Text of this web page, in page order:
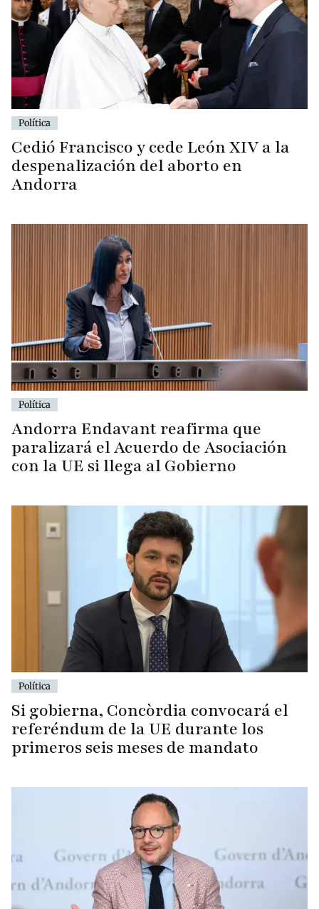
Política
Cedió Francisco y cede León XIV a la
despenalización del aborto en
Andorra
Política
Andorra Endavant reafirma que
paralizará el Acuerdo de Asociación
con la UE si llega al Gobierno
Política
Si gobierna, Concòrdia convocará el
referéndum de la UE durante los
primeros seis meses de mandato